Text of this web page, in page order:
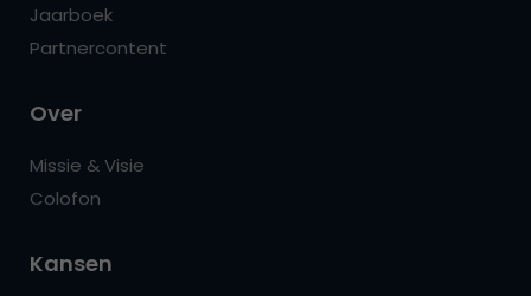
Jaarboek
Partnercontent
Over
Missie & Visie
Colofon
Kansen